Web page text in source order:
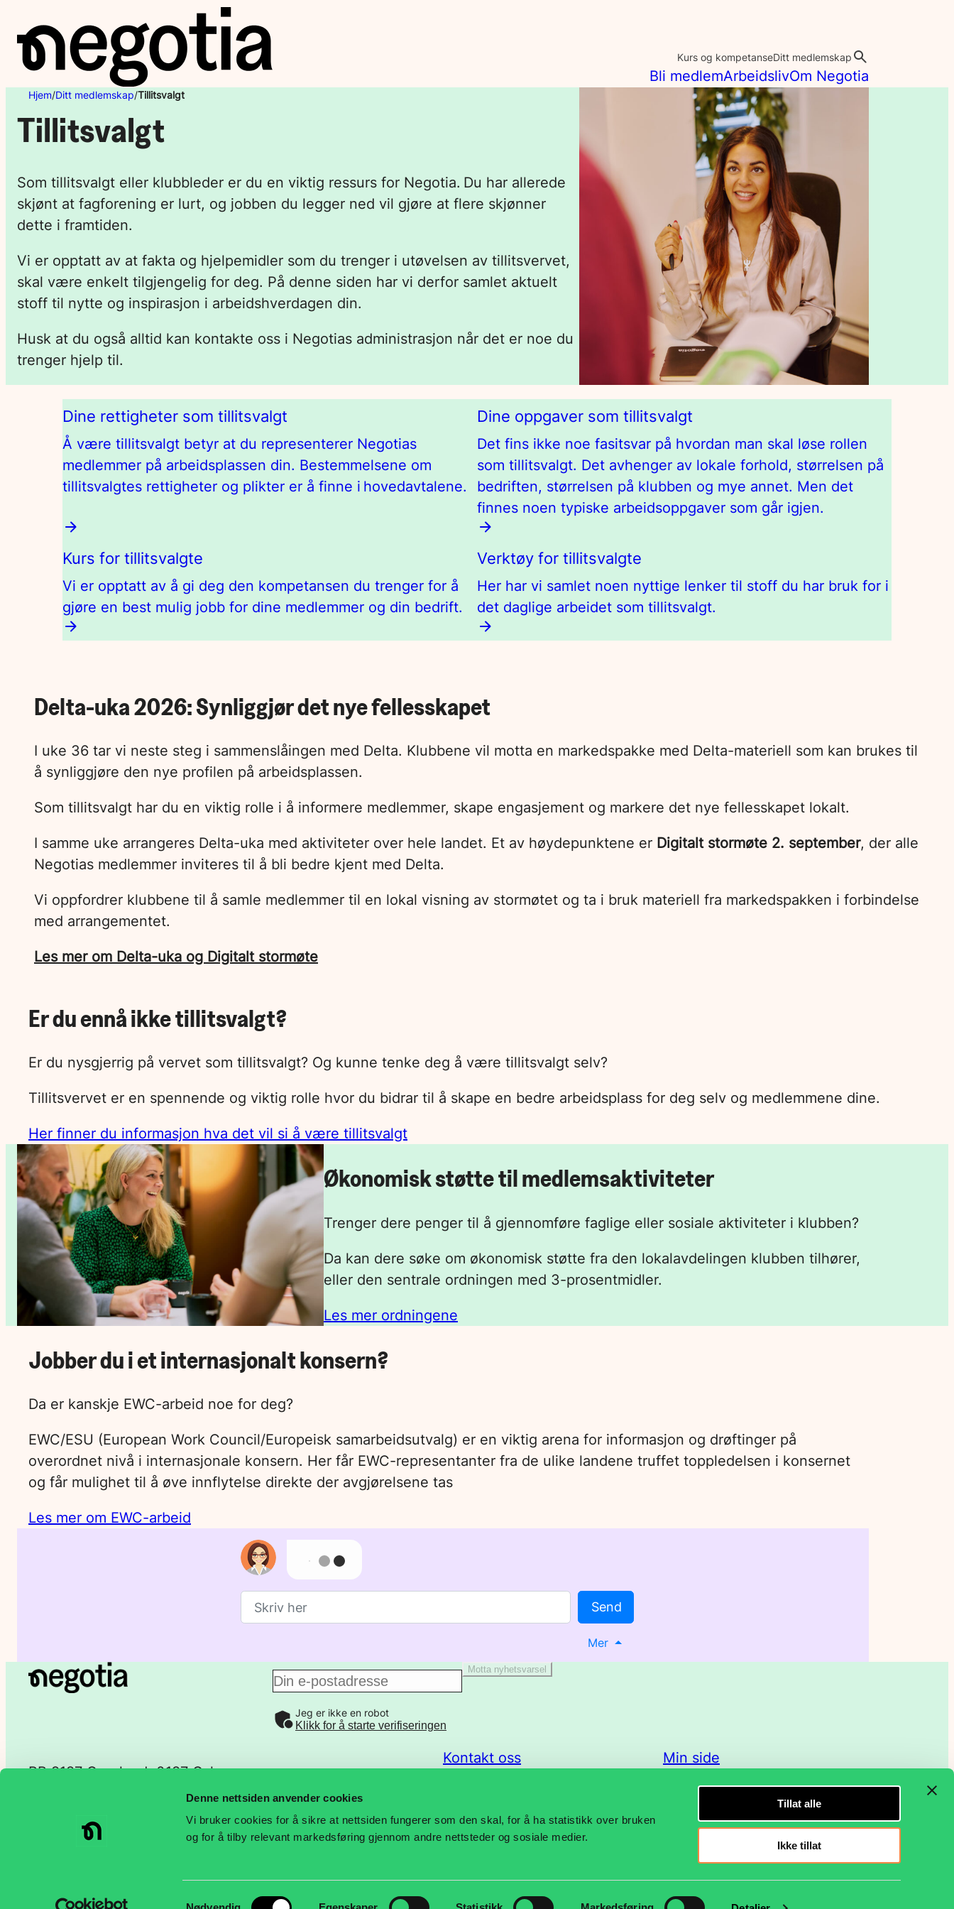
Denne nettsiden anvender cookies
Vi bruker cookies for å sikre at nettsiden fungerer som den skal, for å ha statistikk over bruken
og for å tilby relevant markedsføring gjennom andre nettsteder og sosiale medier.
Samtykkevalg
Tillat alle
Ikke tillat
innhold
Bli medlemArbeidslivOm Negotia
Kurs og kompetanseDitt medlemskap
Hjem/Ditt medlemskap/Tillitsvalgt
Tillitsvalgt
Som tillitsvalgt eller klubbleder er du en viktig ressurs for Negotia. Du har allerede
skjønt at fagforening er lurt, og jobben du legger ned vil gjøre at flere skjønner
dette i framtiden.
Vi er opptatt av at fakta og hjelpemidler som du trenger i utøvelsen av tillitsvervet,
skal være enkelt tilgjengelig for deg. På denne siden har vi derfor samlet aktuelt
stoff til nytte og inspirasjon i arbeidshverdagen din.
Husk at du også alltid kan kontakte oss i Negotias administrasjon når det er noe du
trenger hjelp til.
Dine rettigheter som tillitsvalgt
Å være tillitsvalgt betyr at du representerer Negotias
medlemmer på arbeidsplassen din. Bestemmelsene om
tillitsvalgtes rettigheter og plikter er å finne i hovedavtalene.
Dine oppgaver som tillitsvalgt
Det fins ikke noe fasitsvar på hvordan man skal løse rollen
som tillitsvalgt. Det avhenger av lokale forhold, størrelsen på
bedriften, størrelsen på klubben og mye annet. Men det
finnes noen typiske arbeidsoppgaver som går igjen.
Kurs for tillitsvalgte
Vi er opptatt av å gi deg den kompetansen du trenger for å
gjøre en best mulig jobb for dine medlemmer og din bedrift.
Verktøy for tillitsvalgte
Her har vi samlet noen nyttige lenker til stoff du har bruk for i
det daglige arbeidet som tillitsvalgt.
Delta-uka 2026: Synliggjør det nye fellesskapet
I uke 36 tar vi neste steg i sammenslåingen med Delta. Klubbene vil motta en markedspakke med Delta-materiell som kan brukes til
å synliggjøre den nye profilen på arbeidsplassen.
Som tillitsvalgt har du en viktig rolle i å informere medlemmer, skape engasjement og markere det nye fellesskapet lokalt.
I samme uke arrangeres Delta-uka med aktiviteter over hele landet. Et av høydepunktene er Digitalt stormøte 2. september, der alle
Negotias medlemmer inviteres til å bli bedre kjent med Delta.
Vi oppfordrer klubbene til å samle medlemmer til en lokal visning av stormøtet og ta i bruk materiell fra markedspakken i forbindelse
med arrangementet.
Les mer om Delta-uka og Digitalt stormøte
Er du ennå ikke tillitsvalgt?
Er du nysgjerrig på vervet som tillitsvalgt? Og kunne tenke deg å være tillitsvalgt selv?
Tillitsvervet er en spennende og viktig rolle hvor du bidrar til å skape en bedre arbeidsplass for deg selv og medlemmene dine.
Her finner du informasjon hva det vil si å være tillitsvalgt
Økonomisk støtte til medlemsaktiviteter
Trenger dere penger til å gjennomføre faglige eller sosiale aktiviteter i klubben?
Da kan dere søke om økonomisk støtte fra den lokalavdelingen klubben tilhører,
eller den sentrale ordningen med 3-prosentmidler.
Les mer ordningene
Jobber du i et internasjonalt konsern?
Da er kanskje EWC-arbeid noe for deg?
EWC/ESU (European Work Council/Europeisk samarbeidsutvalg) er en viktig arena for informasjon og drøftinger på
overordnet nivå i internasjonale konsern. Her får EWC-representanter fra de ulike landene truffet toppledelsen i konsernet
og får mulighet til å øve innflytelse direkte der avgjørelsene tas
Les mer om EWC-arbeid
Venter på svar
Send
Mer
E
-
o
s
t
Motta nyhetsvarsel
Jeg er ikke en robot
Klikk for å starte verifiseringen
PB 9187 Grønland, 0187 Oslo
Kontakt oss
Nyheter
Min side